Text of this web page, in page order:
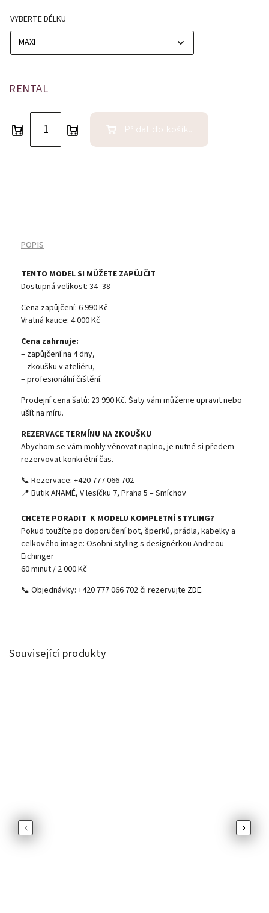
VYBERTE DÉLKU
RENTAL
Přidat do košíku
POPIS
TENTO MODEL SI MŮŽETE ZAPŮJČIT
Dostupná velikost: 34–38
Cena zapůjčení: 6 990 Kč
Vratná kauce: 4 000 Kč
Cena zahrnuje:
– zapůjčení na 4 dny,
– zkoušku v ateliéru,
– profesionální čištění.
Prodejní cena šatů: 23 990 Kč. Šaty vám můžeme upravit nebo
ušít na míru.
REZERVACE TERMÍNU NA ZKOUŠKU
Abychom se vám mohly věnovat naplno, je nutné si předem
rezervovat konkrétní čas.
📞 Rezervace: +420 777 066 702
📍 Butik ANAMÉ, V lesíčku 7, Praha 5 – Smíchov
CHCETE PORADIT K MODELU KOMPLETNÍ STYLING?
Pokud toužíte po doporučení bot, šperků, prádla, kabelky a
celkového image: Osobní styling s designérkou Andreou
Eichinger
60 minut / 2 000 Kč
📞 Objednávky: +420 777 066 702 či rezervujte ZDE.
Související produkty
Previous Next